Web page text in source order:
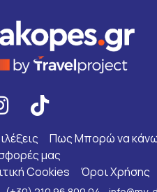
Πως Μπορώ να
μας
Cookies Όροι Χρήσης